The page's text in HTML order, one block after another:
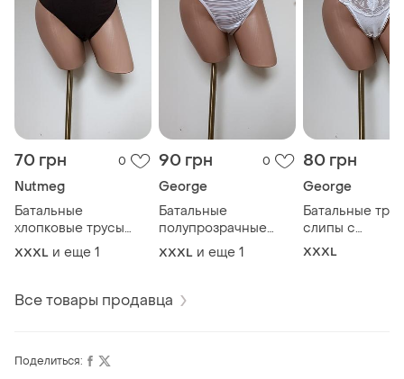
70 грн 0
Nutmeg
Батальные
хлопковые трусы
цвета шоколад.22р.
XXXL и еще 1
90 грн 0
George
Батальные
полупрозрачные
трусики слипы.22р.
XXXL и еще 1
80 грн
George
Батальные
слипы с
вышивкой.20р.
XXXL
Все товары продавца
Поделиться: